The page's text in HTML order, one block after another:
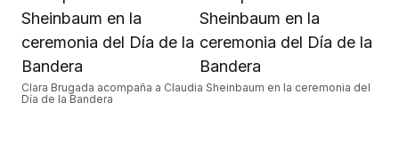
Clara Brugada acompaña a Claudia Sheinbaum en la ceremonia del
Día de la Bandera